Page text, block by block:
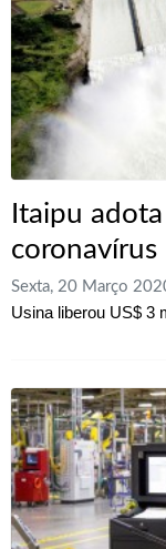
Itaipu
coronavírus
Sexta, 20 Março
Usina liberou US$ 3